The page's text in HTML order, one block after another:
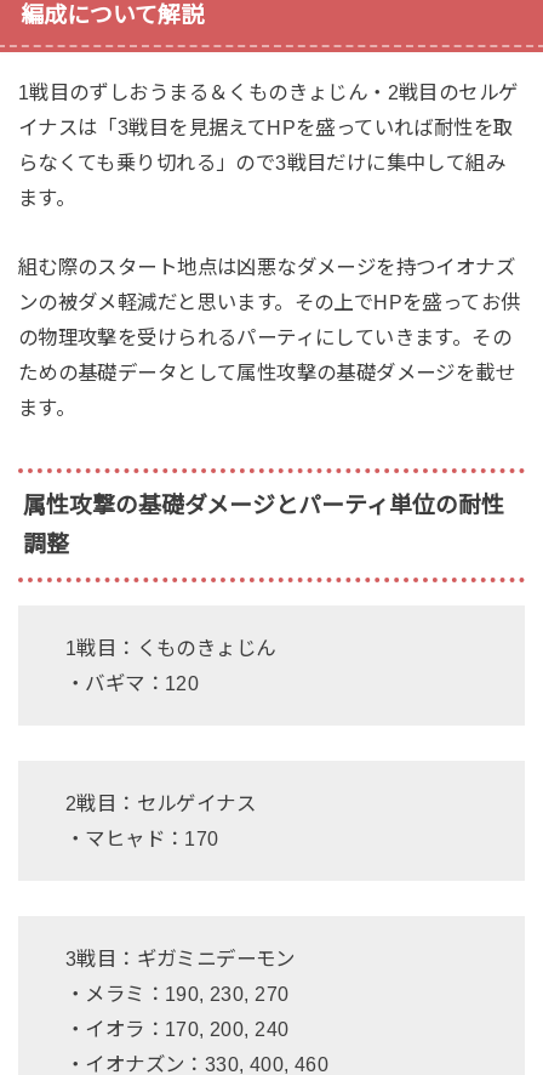
編成について解説
1戦目のずしおうまる＆くものきょじん・2戦目のセルゲ
イナスは「3戦目を見据えてHPを盛っていれば耐性を取
らなくても乗り切れる」ので3戦目だけに集中して組み
ます。
組む際のスタート地点は凶悪なダメージを持つイオナズ
ンの被ダメ軽減だと思います。その上でHPを盛ってお供
の物理攻撃を受けられるパーティにしていきます。その
ための基礎データとして属性攻撃の基礎ダメージを載せ
ます。
属性攻撃の基礎ダメージとパーティ単位の耐性
調整
1戦目：くものきょじん
・バギマ：120
2戦目：セルゲイナス
・マヒャド：170
3戦目：ギガミニデーモン
・メラミ：190, 230, 270
・イオラ：170, 200, 240
・イオナズン：330, 400, 460